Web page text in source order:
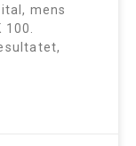
mens